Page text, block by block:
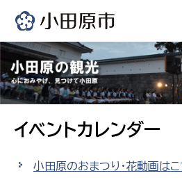
イベントカレンダー
小田原のおまつり・花動画はこ